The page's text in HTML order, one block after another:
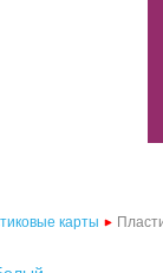
чехлы для
карты